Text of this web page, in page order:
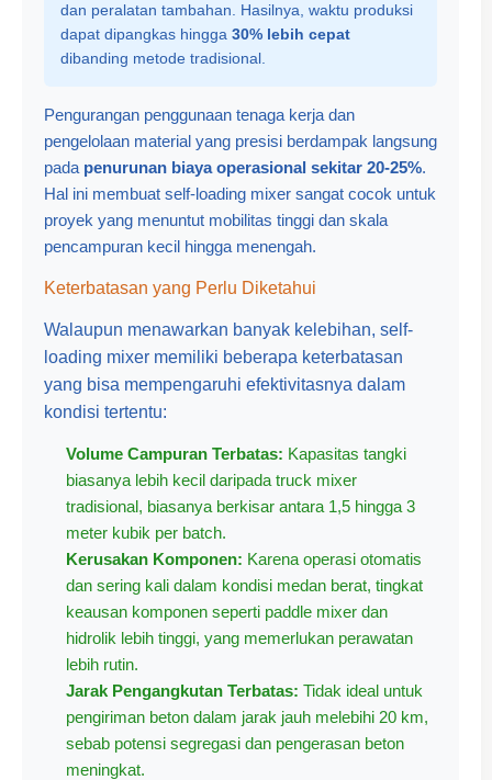
dan peralatan tambahan. Hasilnya, waktu produksi
dapat dipangkas hingga 30% lebih cepat
dibanding metode tradisional.
Pengurangan penggunaan tenaga kerja dan
pengelolaan material yang presisi berdampak langsung
pada penurunan biaya operasional sekitar 20-25%.
Hal ini membuat self-loading mixer sangat cocok untuk
proyek yang menuntut mobilitas tinggi dan skala
pencampuran kecil hingga menengah.
Keterbatasan yang Perlu Diketahui
Walaupun menawarkan banyak kelebihan, self-
loading mixer memiliki beberapa keterbatasan
yang bisa mempengaruhi efektivitasnya dalam
kondisi tertentu:
Volume Campuran Terbatas: Kapasitas tangki
biasanya lebih kecil daripada truck mixer
tradisional, biasanya berkisar antara 1,5 hingga 3
meter kubik per batch.
Kerusakan Komponen: Karena operasi otomatis
dan sering kali dalam kondisi medan berat, tingkat
keausan komponen seperti paddle mixer dan
hidrolik lebih tinggi, yang memerlukan perawatan
lebih rutin.
Jarak Pengangkutan Terbatas: Tidak ideal untuk
pengiriman beton dalam jarak jauh melebihi 20 km,
sebab potensi segregasi dan pengerasan beton
meningkat.